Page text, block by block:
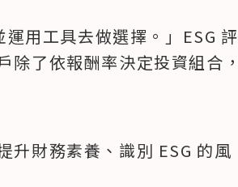
用工具去做選擇。」ESG 評
除了依報酬率決定投資組合，
升財務素養、識別 ESG 的風